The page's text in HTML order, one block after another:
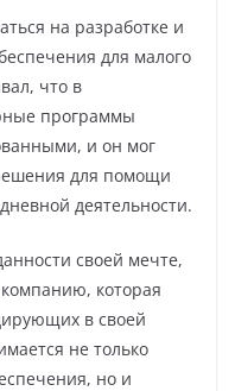
на разработке и
для малого
что в
программы
и он мог
для помощи
деятельности.
своей мечте,
которая
в своей
не только
но и